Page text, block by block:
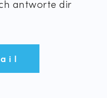
antworte dir